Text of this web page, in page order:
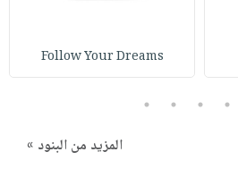
Follow Your Dreams
2
3
4
5
المزيد من البنود »